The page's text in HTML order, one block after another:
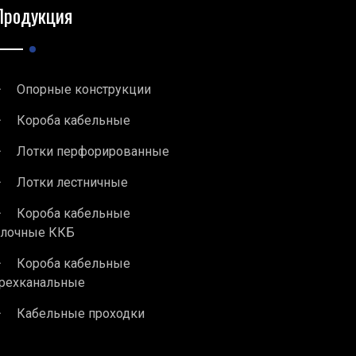
Опорные конструкции
Короба кабельные
Лотки перфорированные
Лотки лестничные
Короба кабельные
ККБ
Короба кабельные
Кабельные проходки